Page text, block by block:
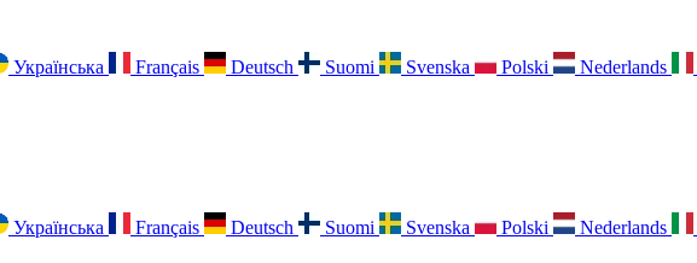
Українська Français Deutsch Suomi Svenska Polski Nederlands
Українська Français Deutsch Suomi Svenska Polski Nederlands